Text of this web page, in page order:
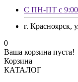
С ПН-ПТ с 9:00
г. Красноярск,
0
Ваша корзина пуста!
Корзина
КАТАЛОГ